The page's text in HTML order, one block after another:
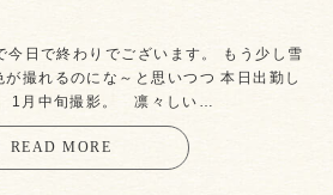
日で終わりでございます。 もう少し雪
撮れるのにな～と思いつつ 本日出勤し
1月中旬撮影。 凛々しい…
READ MORE